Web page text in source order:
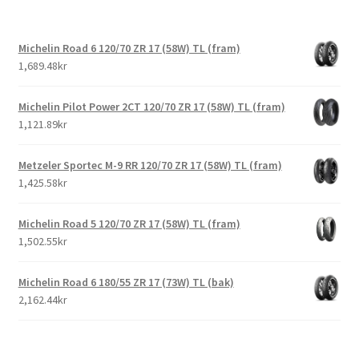
Michelin Road 6 120/70 ZR 17 (58W) TL (fram)
1,689.48kr
Michelin Pilot Power 2CT 120/70 ZR 17 (58W) TL (fram)
1,121.89kr
Metzeler Sportec M-9 RR 120/70 ZR 17 (58W) TL (fram)
1,425.58kr
Michelin Road 5 120/70 ZR 17 (58W) TL (fram)
1,502.55kr
Michelin Road 6 180/55 ZR 17 (73W) TL (bak)
2,162.44kr